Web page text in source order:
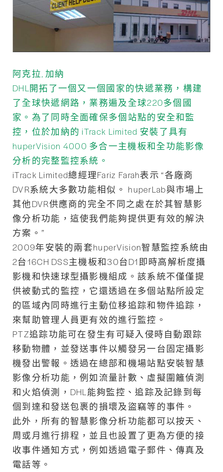
阿克拉, 加納
DHL開拓了一個又一個國家的快遞業務，構建
了全球快遞網路，業務遍及全球220多個國
家。為了同時全面確保多個站點的安全和監
控，位於加納的 iTrack Limited 安裝了具有
huperVision 4000 多合一主機板和全功能影像
分析的完整監控系統。
iTrack Limited總經理Fariz Farah表示 “各廠商
DVR系統大多數功能相似。 huperLab與市場上
其他DVR供應商的完全不同之處在於其智慧影
像分析功能，這使我們能夠提供更有效的解決
方案。”
2009年安裝的兩套huperVision智慧監控系統由
2台16CH DSS主機板和30台D1即時高解析度攝
影機和快速球型攝影機組成。該系統不僅僅提
供被動式的監控，它還透過在多個站點所設定
的區域內同時進行主動位移追踪和物件追踪，
來幫助管理人員更有效的進行監控。
PTZ追踪功能可在發生有可疑入侵時自動跟踪
移動物體，並發送事件以觸發另一台固定攝影
機發出警報。透過在總部和機場站點安裝智慧
影像分析功能，例如流量計數、虛擬圍籬偵測
和火焰偵測，DHL能夠監控、追踪及記錄到每
個到達和發送包裹的損壞及盜竊等的事件。
此外，所有的智慧影像分析功能都可以按天、
周或月進行排程，並且也設置了更為方便的接
收事件通知方式，例如透過電子郵件、傳真及
電話等。